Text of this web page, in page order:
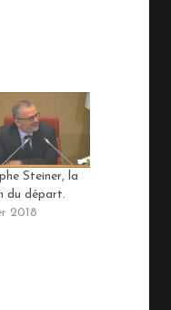
Steiner, la
du départ.
2018